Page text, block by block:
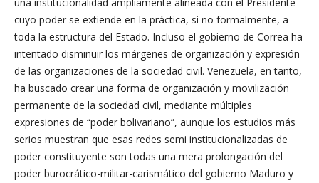
cuyo poder se extiende en la práctica, si no formalmente, a
toda la estructura del Estado. Incluso el gobierno de Correa ha
intentado disminuir los márgenes de organización y expresión
de las organizaciones de la sociedad civil. Venezuela, en tanto,
ha buscado crear una forma de organización y movilización
permanente de la sociedad civil, mediante múltiples
expresiones de “poder bolivariano”, aunque los estudios más
serios muestran que esas redes semi institucionalizadas de
poder constituyente son todas una mera prolongación del
poder burocrático-militar-carismático del gobierno Maduro y